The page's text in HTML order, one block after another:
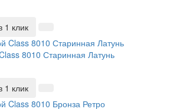
1 клик
8010 Старинная Латунь
1 клик